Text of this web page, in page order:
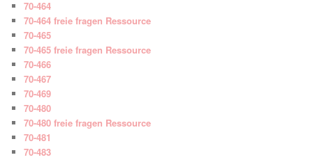
70-464
70-464 freie fragen Ressource
70-465
70-465 freie fragen Ressource
70-466
70-467
70-469
70-480
70-480 freie fragen Ressource
70-481
70-483